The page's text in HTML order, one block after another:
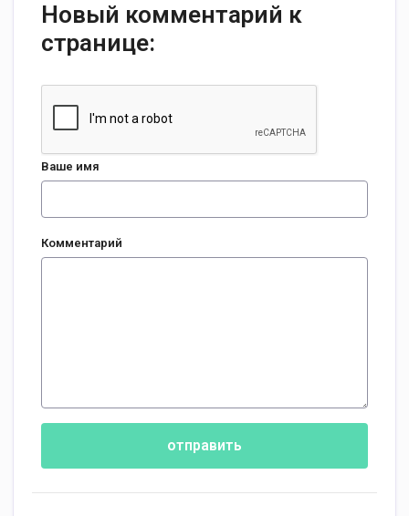
Новый комментарий к
странице:
Ваше имя
Комментарий
отправить